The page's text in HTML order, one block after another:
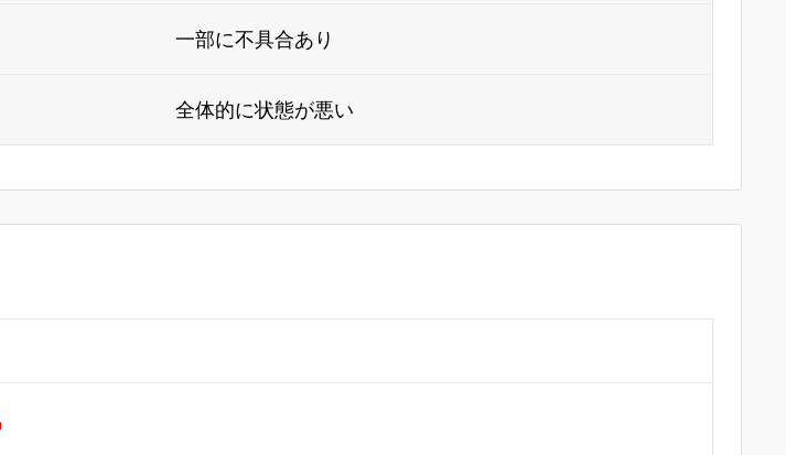
一部に不具合あり
全体的に状態が悪い